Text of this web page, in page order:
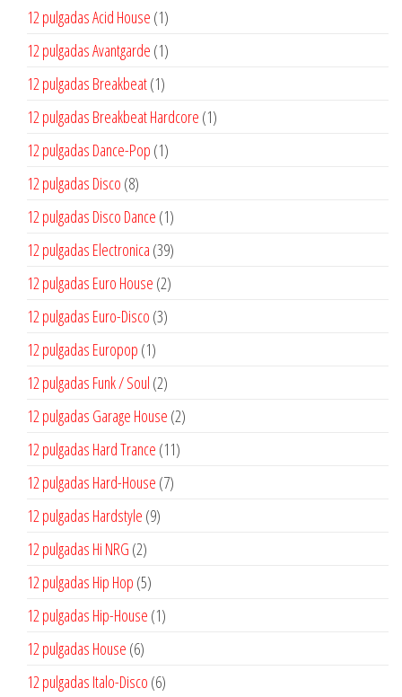
productos
12 pulgadas Acid House 11
producto
12 pulgadas Avantgarde 11
12 pulgadas Breakbeat 11
producto
12 pulgadas Breakbeat Hardcore 11
12 pulgadas Dance-Pop 11
12 pulgadas Disco 88
productos
12 pulgadas Disco Dance 11
producto
12 pulgadas Electronica 3939
productos
12 pulgadas Euro House 22
12 pulgadas Euro-Disco 33
12 pulgadas Europop 11
producto
12 pulgadas Funk / Soul 22
productos
12 pulgadas Garage House 22
12 pulgadas Hard Trance 1111
12 pulgadas Hard-House 77
12 pulgadas Hardstyle 99
12 pulgadas Hi NRG 22
productos
12 pulgadas Hip Hop 55
productos
12 pulgadas Hip-House 11
12 pulgadas House 66
productos
12 pulgadas Italo-Disco 66